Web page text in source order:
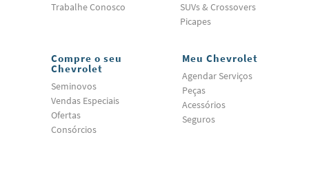
Trabalhe Conosco
SUVs & Crossovers
Picapes
Compre o seu
Chevrolet
Seminovos
Vendas Especiais
Ofertas
Consórcios
Meu Chevrolet
Agendar Serviços
Peças
Acessórios
Seguros